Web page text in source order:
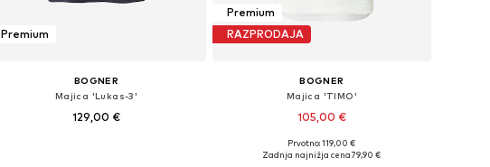
Premium
BOGNER
Majica 'Lukas-3'
129,00 €
Premium
RAZPRODAJA
BOGNER
Majica 'TIMO'
105,00 €
+ 1
Prvotno: 119,00 €
Zadnja najnižja cena79,90 €